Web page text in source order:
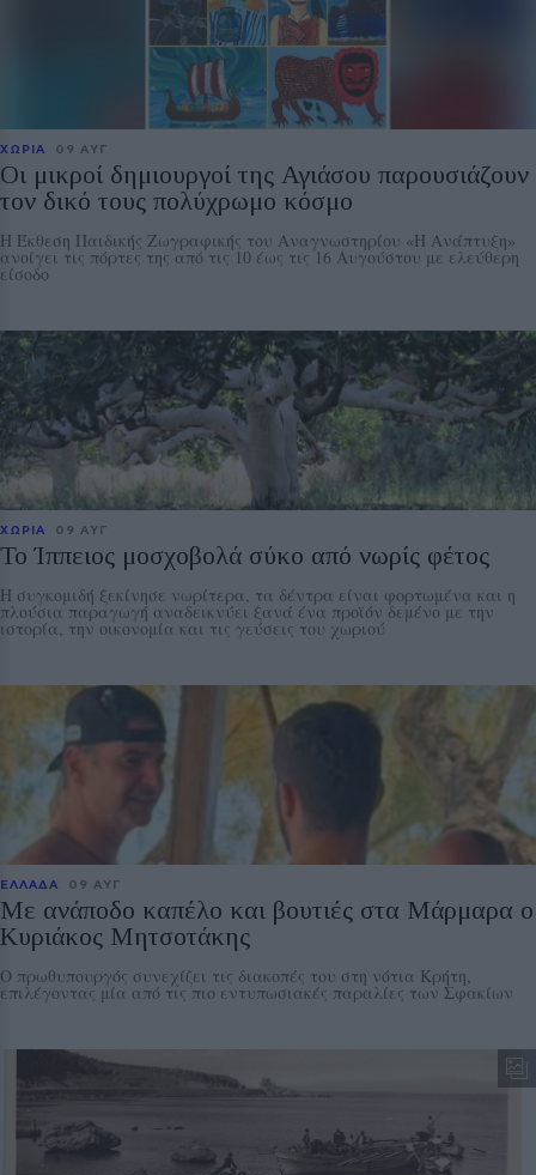
ΧΩΡΙΑ 09 ΑΥΓ
Οι μικροί δημιουργοί της Αγιάσου παρουσιάζουν
τον δικό τους πολύχρωμο κόσμο
Η Έκθεση Παιδικής Ζωγραφικής του Αναγνωστηρίου «Η Ανάπτυξη»
ανοίγει τις πόρτες της από τις 10 έως τις 16 Αυγούστου με ελεύθερη
είσοδο
ΧΩΡΙΑ 09 ΑΥΓ
Το Ίππειος μοσχοβολά σύκο από νωρίς φέτος
Η συγκομιδή ξεκίνησε νωρίτερα, τα δέντρα είναι φορτωμένα και η
πλούσια παραγωγή αναδεικνύει ξανά ένα προϊόν δεμένο με την
ιστορία, την οικονομία και τις γεύσεις του χωριού
ΕΛΛΑΔΑ 09 ΑΥΓ
Με ανάποδο καπέλο και βουτιές στα Μάρμαρα ο
Κυριάκος Μητσοτάκης
Ο πρωθυπουργός συνεχίζει τις διακοπές του στη νότια Κρήτη,
επιλέγοντας μία από τις πιο εντυπωσιακές παραλίες των Σφακίων